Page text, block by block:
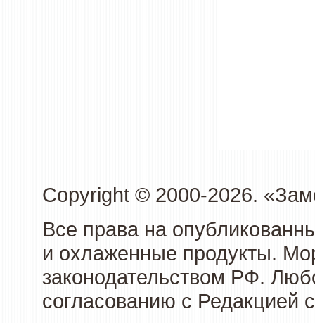
Copyright © 2000-2026.
Все права на
и охлаженные продукты.
законодательством РФ.
согласованию с Редакцией